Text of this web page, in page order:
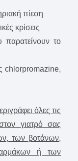
πίεση
κρίσεις
το
chlorpromazine,
όλες τις
γιατρό σας
των βοτάνων,
ή των